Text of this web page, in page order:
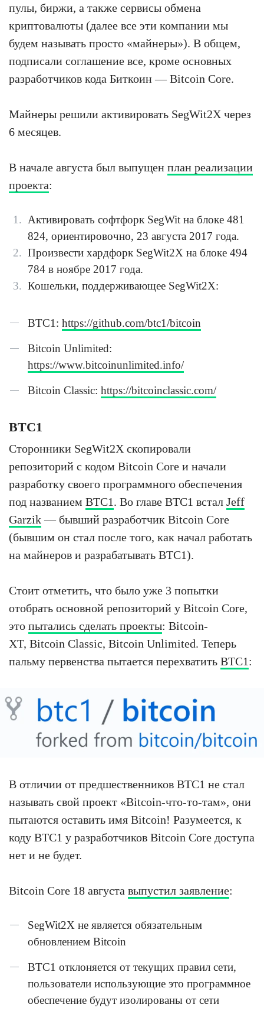
пулы, биржи, а также сервисы обмена
криптовалюты (далее все эти компании мы
будем называть просто «майнеры»). В общем,
подписали соглашение все, кроме основных
разработчиков кода Биткоин — Bitcoin Core.
Майнеры решили активировать SegWit2X через
6 месяцев.
В начале августа был выпущен план реализации
проекта:
Активировать софтфорк SegWit на блоке 481
824, ориентировочно, 23 августа 2017 года.
Произвести хардфорк SegWit2X на блоке 494
784 в ноябре 2017 года.
Кошельки, поддерживающее SegWit2X:
BTC1: https://github.com/btc1/bitcoin
Bitcoin Unlimited:
https://www.bitcoinunlimited.info/
Bitcoin Classic: https://bitcoinclassic.com/
BTC1
Сторонники SegWit2X скопировали
репозиторий с кодом Bitcoin Core и начали
разработку своего программного обеспечения
под названием BTC1. Во главе BTC1 встал Jeff
Garzik— бывший разработчик Bitcoin Core
(бывшим он стал после того, как начал работать
на майнеров и разрабатывать BTC1).
Стоит отметить, что было уже 3 попытки
отобрать основной репозиторий у Bitcoin Core,
это пытались сделать проекты: Bitcoin-
XT, Bitcoin Classic, Bitcoin Unlimited. Теперь
пальму первенства пытается перехватить BTC1:
В отличии от предшественников BTC1 не стал
называть свой проект «Bitcoin-что-то-там», они
пытаются оставить имя Bitcoin! Разумеется, к
коду BTC1 у разработчиков Bitcoin Core доступа
нет и не будет.
Bitcoin Core 18 августа выпустил заявление:
SegWit2X не является обязательным
обновлением Bitcoin
BTC1 отклоняется от текущих правил сети,
пользователи использующие это программное
обеспечение будут изолированы от сети